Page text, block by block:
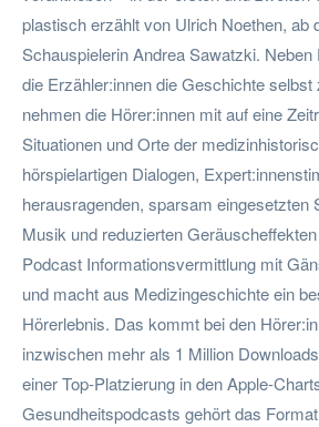
plastisch erzählt von Ulrich Noethen, ab
Schauspielerin Andrea Sawatzki.
die Erzähler:innen die Geschichte
nehmen die Hörer:innen mit auf eine
Situationen und Orte der
hörspielartigen Dialogen,
herausragenden, sparsam eingesetzten
Musik und reduzierten
Podcast Informationsvermittlung mit
und macht aus Medizingeschichte ein
Hörerlebnis. Das kommt bei den
inzwischen mehr als 1 Million
einer Top-Platzierung in den Apple-
Gesundheitspodcasts gehört das